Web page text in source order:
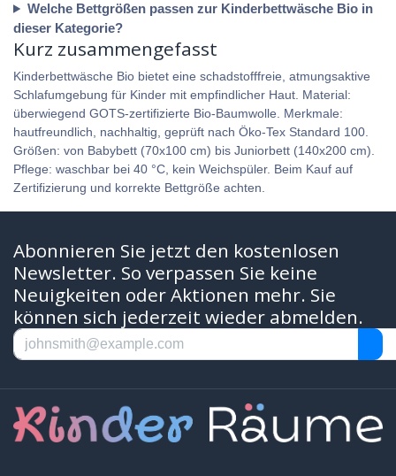
Welche Bettgrößen passen zur Kinderbettwäsche Bio in
dieser Kategorie?
Kurz zusammengefasst
Kinderbettwäsche Bio bietet eine schadstofffreie, atmungsaktive
Schlafumgebung für Kinder mit empfindlicher Haut. Material:
überwiegend GOTS-zertifizierte Bio-Baumwolle. Merkmale:
hautfreundlich, nachhaltig, geprüft nach Öko-Tex Standard 100.
Größen: von Babybett (70x100 cm) bis Juniorbett (140x200 cm).
Pflege: waschbar bei 40 °C, kein Weichspüler. Beim Kauf auf
Zertifizierung und korrekte Bettgröße achten.
Abonnieren Sie jetzt den kostenlosen
Newsletter. So verpassen Sie keine
Neuigkeiten oder Aktionen mehr. Sie
können sich jederzeit wieder abmelden.